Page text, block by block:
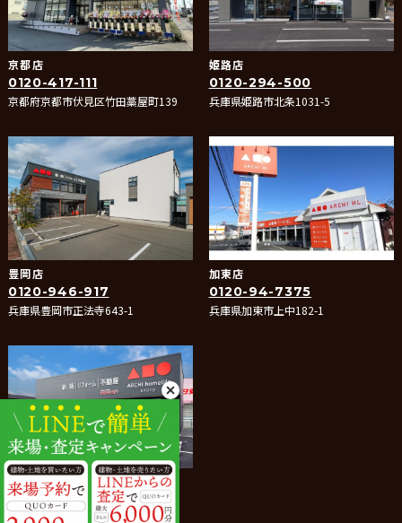
京都店
0120-417-111
京都府京都市伏見区竹田藁屋町139
姫路店
0120-294-500
兵庫県姫路市北条1031-5
豊岡店
0120-946-917
兵庫県豊岡市正法寺643-1
加東店
0120-94-7375
兵庫県加東市上中182-1
たつの店
0120-288-066
兵庫県たつの市龍野町堂本400-1